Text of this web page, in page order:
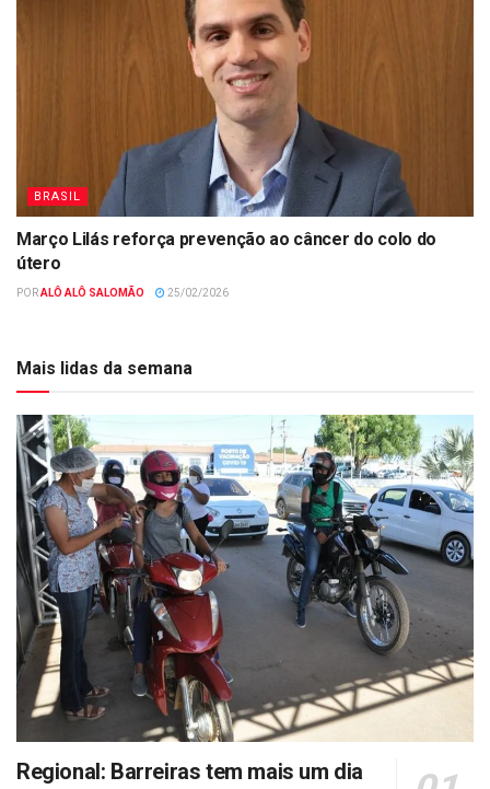
BRASIL
Março Lilás reforça prevenção ao câncer do colo do
útero
PORALÔ ALÔ SALOMÃO 25/02/2026
Mais lidas da semana
Regional: Barreiras tem mais um dia